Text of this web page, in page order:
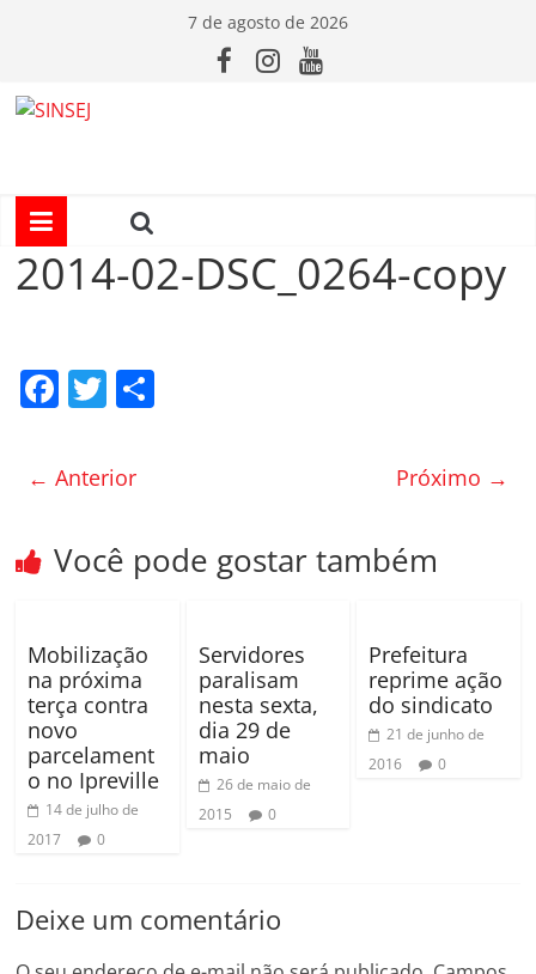
conteúdo
7 de agosto de 2026
I
N
E
2014-02-DSC_0264-copy
F
c
e
b
o
k
T
itt
er
ar
til
← Anterior Próximo →
Você pode gostar também
Mobilização
na próxima
terça contra
novo
parcelament
o no Ipreville
14 de julho de
2017
0
Servidores
paralisam
nesta sexta,
dia 29 de
maio
26 de maio de
2015
0
Prefeitura
reprime ação
do sindicato
21 de junho de
2016
0
Deixe um comentário